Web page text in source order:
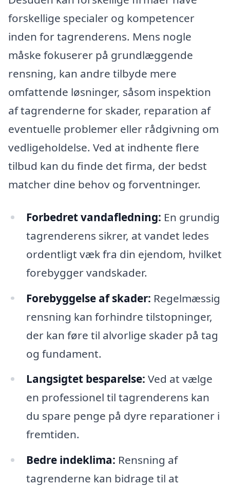
forskellige specialer og kompetencer
inden for tagrenderens. Mens nogle
måske fokuserer på grundlæggende
rensning, kan andre tilbyde mere
omfattende løsninger, såsom inspektion
af tagrenderne for skader, reparation af
eventuelle problemer eller rådgivning om
vedligeholdelse. Ved at indhente flere
tilbud kan du finde det firma, der bedst
matcher dine behov og forventninger.
Forbedret vandafledning: En grundig
tagrenderens sikrer, at vandet ledes
ordentligt væk fra din ejendom, hvilket
forebygger vandskader.
Forebyggelse af skader: Regelmæssig
rensning kan forhindre tilstopninger,
der kan føre til alvorlige skader på tag
og fundament.
Langsigtet besparelse: Ved at vælge
en professionel til tagrenderens kan
du spare penge på dyre reparationer i
fremtiden.
Bedre indeklima: Rensning af
tagrenderne kan bidrage til at